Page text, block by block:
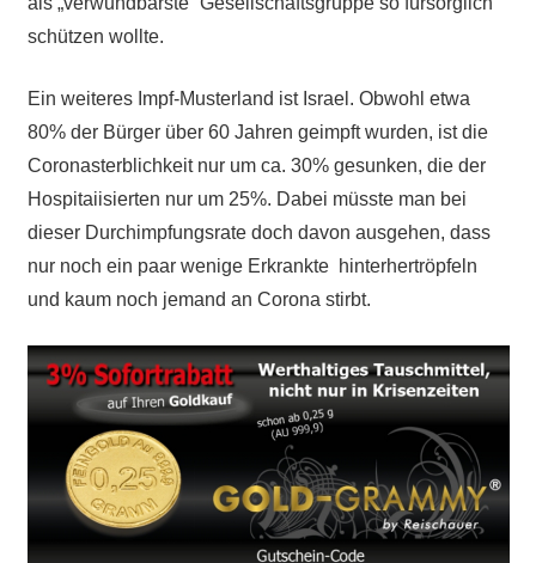
schützen wollte.
Ein weiteres Impf-Musterland ist Israel. Obwohl etwa
80% der Bürger über 60 Jahren geimpft wurden, ist die
Coronasterblichkeit nur um ca. 30% gesunken, die der
Hospitaiisierten nur um 25%. Dabei müsste man bei
dieser Durchimpfungsrate doch davon ausgehen, dass
nur noch ein paar wenige Erkrankte hinterhertröpfeln
und kaum noch jemand an Corona stirbt.